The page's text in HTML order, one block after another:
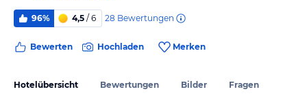
96% 4,5 / 6 28 Bewertungen
Bewerten Hochladen Merken
Hotelübersicht Bewertungen Bilder Fragen